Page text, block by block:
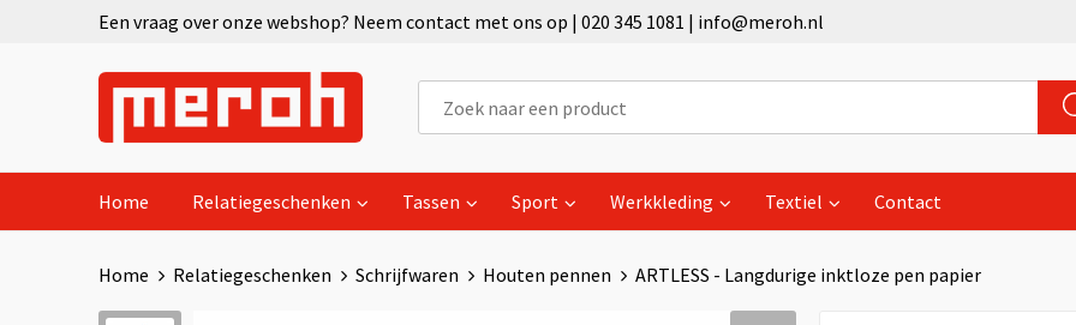
Een vraag over onze webshop? Neem contact met ons op | 020 345 1081 | info@meroh.nl
Home Relatiegeschenken Tassen Sport Werkkleding Textiel Contact
Home Relatiegeschenken Schrijfwaren Houten pennen ARTLESS - Langdurige inktloze pen papier